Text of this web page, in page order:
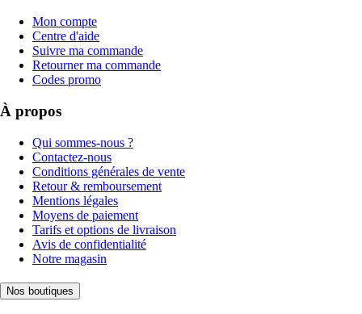
Mon compte
Centre d'aide
Suivre ma commande
Retourner ma commande
Codes promo
À propos
Qui sommes-nous ?
Contactez-nous
Conditions générales de vente
Retour & remboursement
Mentions légales
Moyens de paiement
Tarifs et options de livraison
Avis de confidentialité
Notre magasin
Nos boutiques